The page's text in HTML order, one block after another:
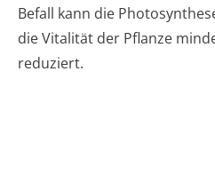
Befall kann die
die Vitalität der Pflanze
reduziert.